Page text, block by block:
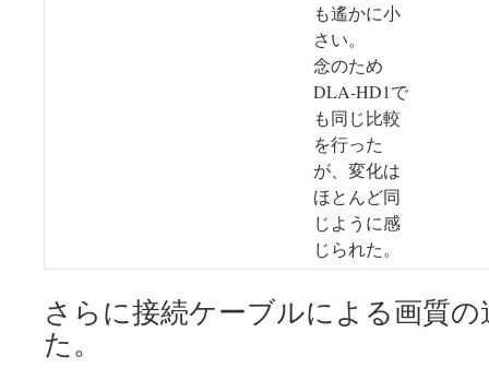
も遙かに小
さい。
念のため
DLA-HD1で
も同じ比較
を行った
が、変化は
ほとんど同
じように感
じられた。
さらに接続ケーブルによる画質
た。